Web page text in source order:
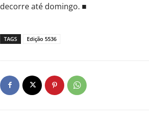
decorre até domingo. ■
TAGS Edição 5536